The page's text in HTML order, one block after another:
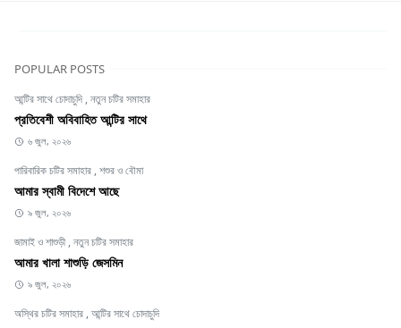
POPULAR POSTS
আন্টির সাথে চোদাচুদি ,নতুন চটির সমাহার
প্রতিবেশী অবিবাহিত আন্টির সাথে
৬ জুল, ২০২৬
পারিবারিক চটির সমাহার ,শশুর ও বৌমা
আমার স্বামী বিদেশে আছে
৯ জুল, ২০২৬
জামাই ও শাশুড়ী ,নতুন চটির সমাহার
আমার খালা শাশুড়ি জেসমিন
৯ জুল, ২০২৬
অস্থির চটির সমাহার ,আন্টির সাথে চোদাচুদি